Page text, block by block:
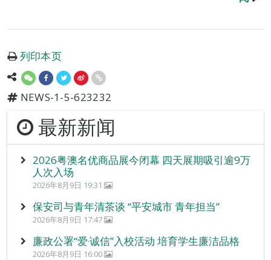
列印本页
NEWS-1-5-623232
最新新闻
2026粤澳名优商品展今闭幕 四天展期吸引逾9万
人次入场
2026年8月9日 19:31
保安司与青年清茶谈 “平安城市 青年担当”
2026年8月9日 17:47
廉政公署“爱‧诚信”入校活动 培育学生廉洁品格
2026年8月9日 16:00